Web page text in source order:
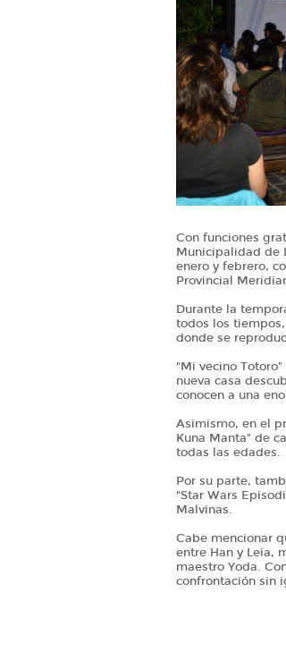
Con funciones
Municipalidad de
enero y febrero,
Provincial
Durante la
todos los tiempos,
donde se
"Mi vecino
nueva casa
conocen a una
Asimismo, en el
Kuna Manta" de
todas las edades.
Por su parte,
"Star Wars
Malvinas.
Cabe mencionar
entre Han y Leia,
maestro Yoda.
confrontación sin